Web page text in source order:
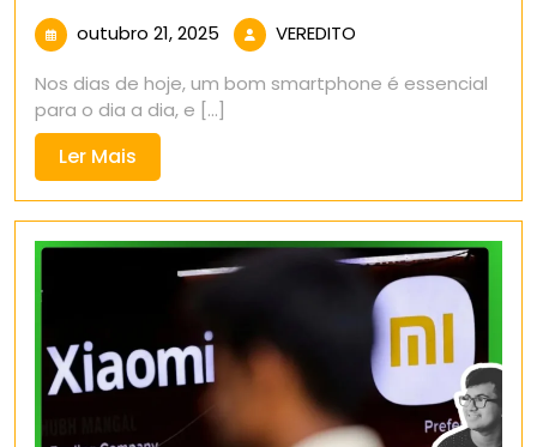
outubro 21, 2025 outubro
2025
VEREDITO
Nos dias de hoje, um bom smartphone é essencial
para o dia a dia, e [...]
Ler Mais
Mais